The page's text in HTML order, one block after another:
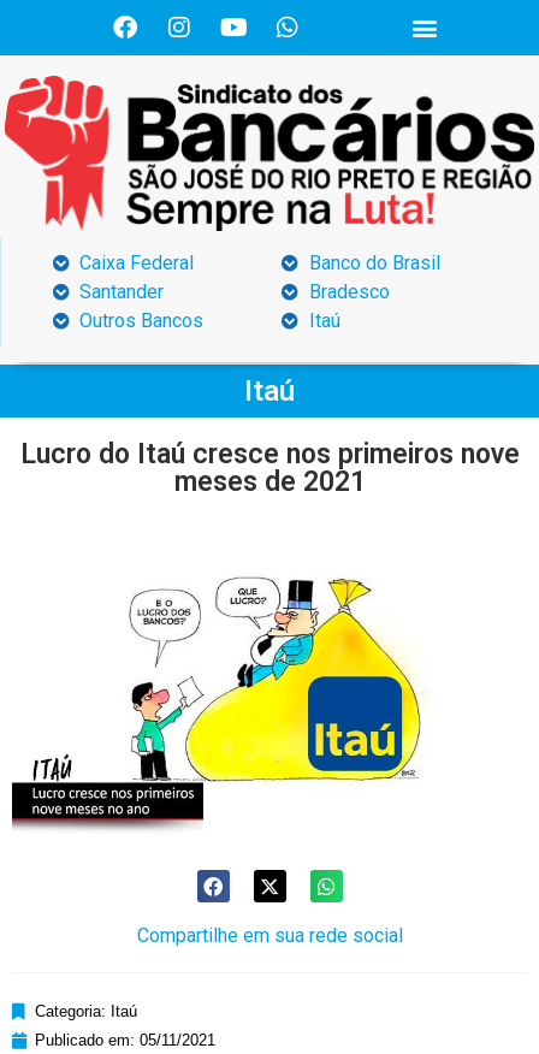
Caixa Federal
Santander
Outros Bancos
Banco do Brasil
Bradesco
Itaú
Itaú
Lucro do Itaú cresce nos primeiros nove
meses de 2021
Compartilhe em sua rede social
Categoria: Itaú
Publicado em: 05/11/2021